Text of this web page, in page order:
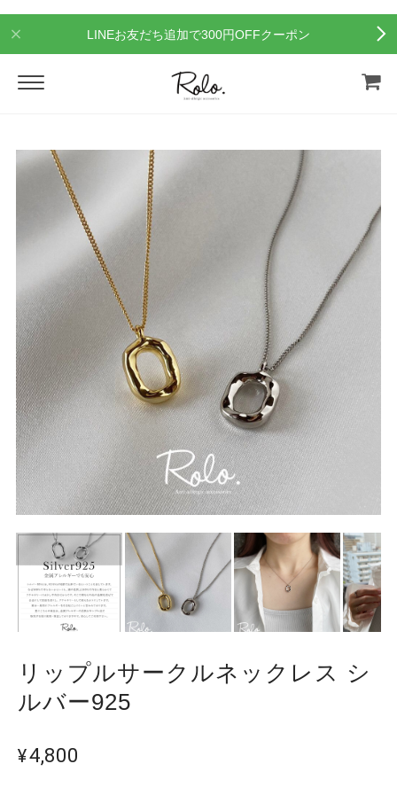
LINEお友だち追加で300円OFFクーポン
リップルサークルネックレス シ
ルバー925
¥4,800